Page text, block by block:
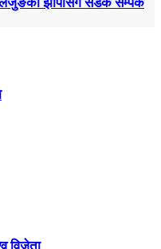
झापासँग सडक सम्पर्क
विजेता